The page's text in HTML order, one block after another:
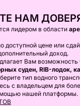
НАМ
лидером в области
доступной цене или
доход.
Вам возможность
суден, RIB-лодок,
тип водного
с владельцем для
нашей платформы.